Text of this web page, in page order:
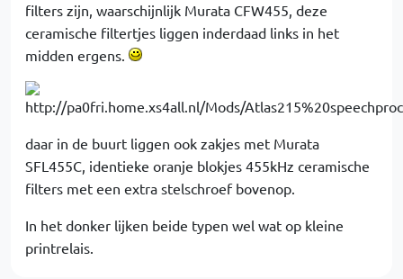
filters zijn, waarschijnlijk Murata CFW455, deze
ceramische filtertjes liggen inderdaad links in het
midden ergens.
daar in de buurt liggen ook zakjes met Murata
SFL455C, identieke oranje blokjes 455kHz ceramische
filters met een extra stelschroef bovenop.
In het donker lijken beide typen wel wat op kleine
printrelais.